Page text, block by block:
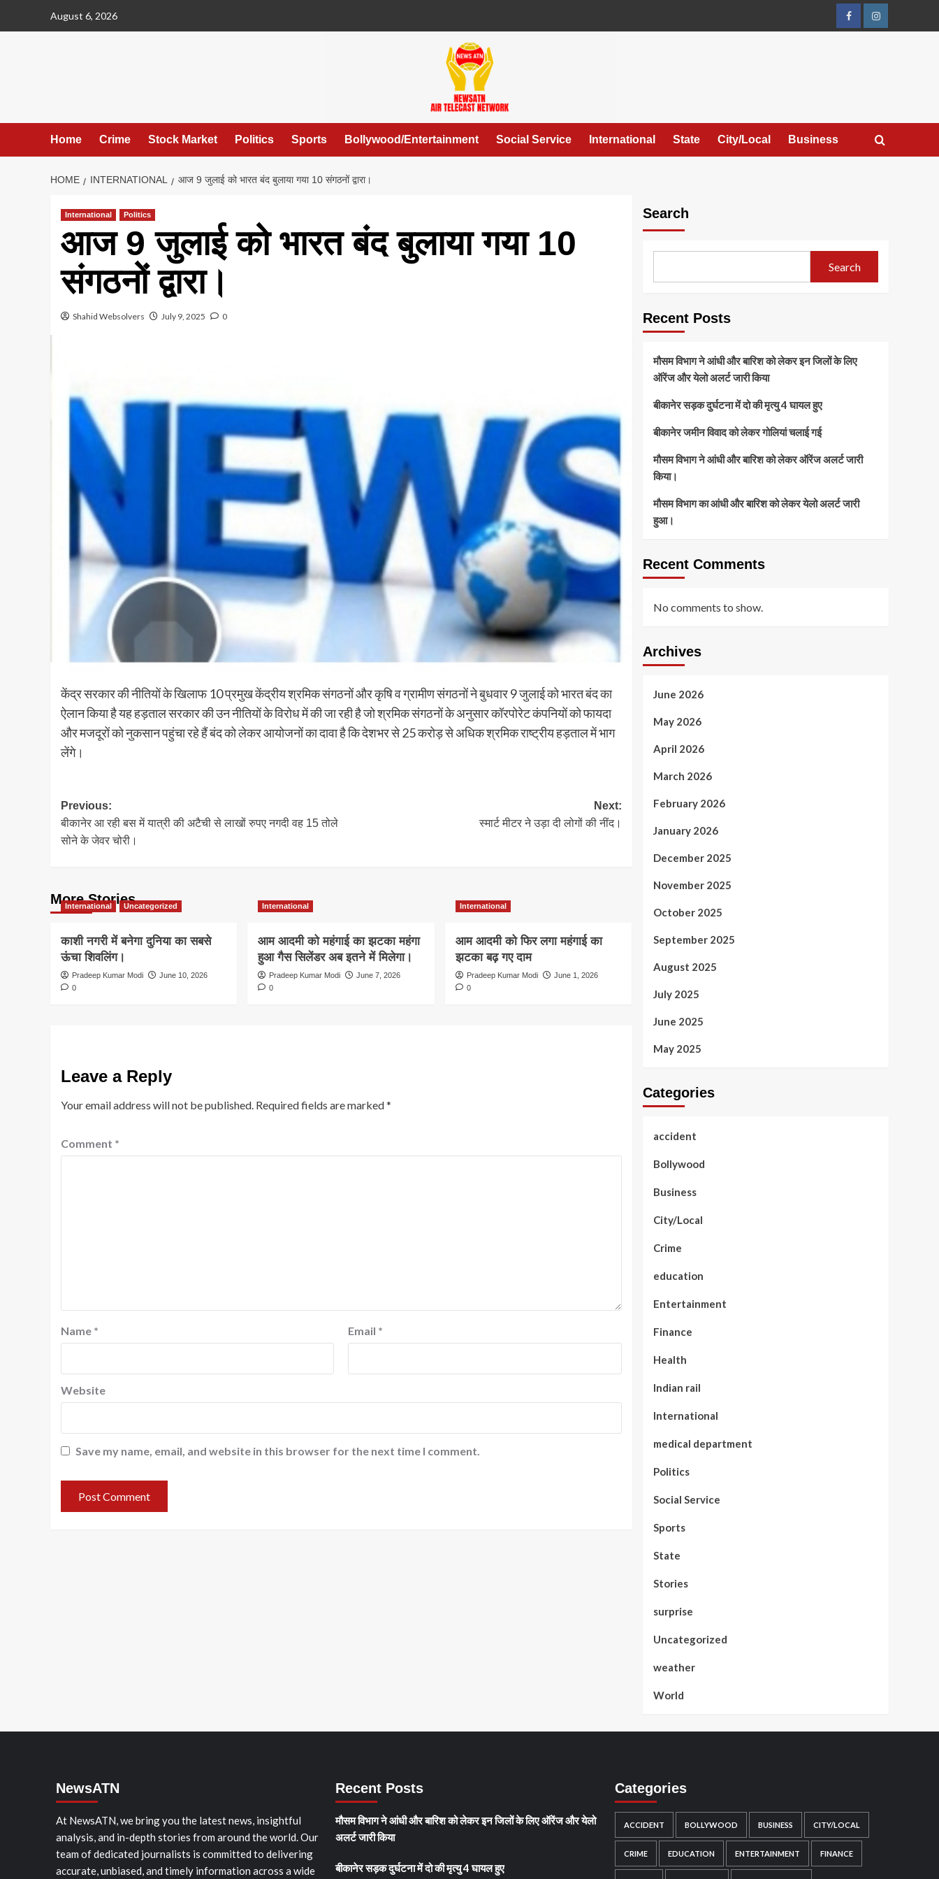
August 6, 2026
FacebookInstagram
Home Crime Stock Market Politics Sports Bollywood/Entertainment Social Service International State City/Local Business
HOME INTERNATIONAL आज 9 जुलाई को भारत बंद बुलाया गया 10 संगठनों द्वारा।
International Politics
आज 9 जुलाई को भारत बंद बुलाया गया 10
संगठनों द्वारा।
Shahid Websolvers July 9, 2025 0
केंद्र सरकार की नीतियों के खिलाफ 10 प्रमुख केंद्रीय श्रमिक संगठनों और कृषि व ग्रामीण संगठनों ने बुधवार 9 जुलाई को भारत बंद का
ऐलान किया है यह हड़ताल सरकार की उन नीतियों के विरोध में की जा रही है जो श्रमिक संगठनों के अनुसार कॉरपोरेट कंपनियों को फायदा
और मजदूरों को नुकसान पहुंचा रहे हैं बंद को लेकर आयोजनों का दावा है कि देशभर से 25 करोड़ से अधिक श्रमिक राष्ट्रीय हड़ताल में भाग
लेंगे।
Post
navigation
Previous:
बीकानेर आ रही बस में यात्री की अटैची से लाखों रुपए नगदी वह 15 तोले
सोने के जेवर चोरी।
Next:
स्मार्ट मीटर ने उड़ा दी लोगों की नींद।
More Stories
International Uncategorized
काशी नगरी में बनेगा दुनिया का सबसे
ऊंचा शिवलिंग।
Pradeep Kumar Modi
June 10, 2026
0
International
आम आदमी को महंगाई का झटका महंगा
हुआ गैस सिलेंडर अब इतने में मिलेगा।
Pradeep Kumar Modi
June 7, 2026
0
International
आम आदमी को फिर लगा महंगाई का
झटका बढ़ गए दाम
Pradeep Kumar Modi
June 1, 2026
0
Leave a Reply
Your email address will not be published. Required fields are marked*
Comment *
Name * Email *
Website
Save my name, email, and website in this browser for the next time I comment.
Search
Search
Recent Posts
मौसम विभाग ने आंधी और बारिश को लेकर इन जिलों के लिए
ऑरेंज और येलो अलर्ट जारी किया
बीकानेर सड़क दुर्घटना में दो की मृत्यु 4 घायल हुए
बीकानेर जमीन विवाद को लेकर गोलियां चलाई गई
मौसम विभाग ने आंधी और बारिश को लेकर ऑरेंज अलर्ट जारी
किया।
मौसम विभाग का आंधी और बारिश को लेकर येलो अलर्ट जारी
हुआ।
Recent Comments
No comments to show.
Archives
June 2026
May 2026
April 2026
March 2026
February 2026
January 2026
December 2025
November 2025
October 2025
September 2025
August 2025
July 2025
June 2025
May 2025
Categories
accident
Bollywood
Business
City/Local
Crime
education
Entertainment
Finance
Health
Indian rail
International
medical department
Politics
Social Service
Sports
State
Stories
surprise
Uncategorized
weather
World
NewsATN
At NewsATN, we bring you the latest news, insightful
analysis, and in-depth stories from around the world. Our
team of dedicated journalists is committed to delivering
accurate, unbiased, and timely information across a wide
Recent Posts
मौसम विभाग ने आंधी और बारिश को लेकर इन जिलों के लिए ऑरेंज और येलो
अलर्ट जारी किया
बीकानेर सड़क दुर्घटना में दो की मृत्यु 4 घायल हुए
Categories
ACCIDENT BOLLYWOOD BUSINESS CITY/LOCAL
CRIME EDUCATION ENTERTAINMENT FINANCE